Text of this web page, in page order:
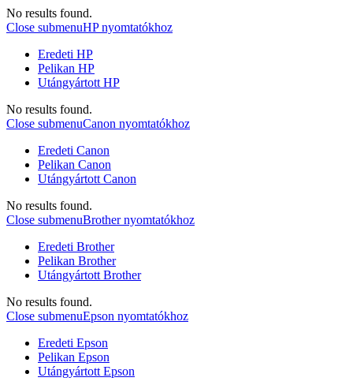
No results found.
Close submenuHP nyomtatókhoz
Eredeti HP
Pelikan HP
Utángyártott HP
No results found.
Close submenuCanon nyomtatókhoz
Eredeti Canon
Pelikan Canon
Utángyártott Canon
No results found.
Close submenuBrother nyomtatókhoz
Eredeti Brother
Pelikan Brother
Utángyártott Brother
No results found.
Close submenuEpson nyomtatókhoz
Eredeti Epson
Pelikan Epson
Utángyártott Epson